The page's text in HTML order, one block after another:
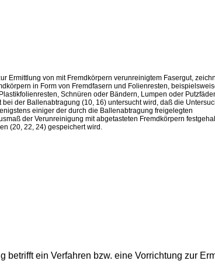
Ermittlung von mit Fremdkörpern verunreinigtem Fasergut,
in Form von Fremdfa­sern und Folienresten,
Schnüren oder Bändern, Lumpen oder
der Ballenabtragung (10, 16) untersucht wird, daß die
einiger der durch die Ballenabtragung freigelegten
der Verunreinigung mit abgeta­steten Fremdkörpern
(20, 22, 24) gespeichert wird.
betrifft ein Verfahren bzw. eine Vorrichtung zur